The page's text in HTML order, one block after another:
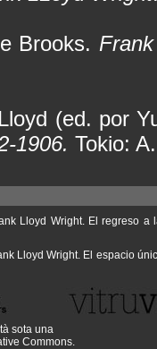
Brooks.
(ed. por
1906. Tokio:
Lloyd Wright. El regreso
Lloyd Wright. El espacio
sota una
Commons.